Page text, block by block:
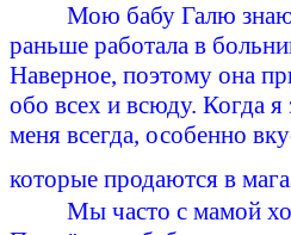
Мою бабу Галю
раньше работала в
Наверное, поэтому она
обо всех и всюду. Когда я
меня всегда, особенно
которые продаются в
Мы часто с мамой